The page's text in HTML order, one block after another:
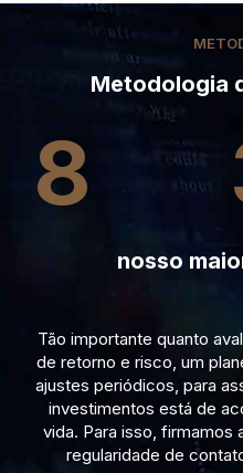
Metodologia
8
nosso
Tão importante quanto
de retorno e risco, um
ajustes periódicos, para
investimentos está de
vida. Para isso, firmamos
regularidade de